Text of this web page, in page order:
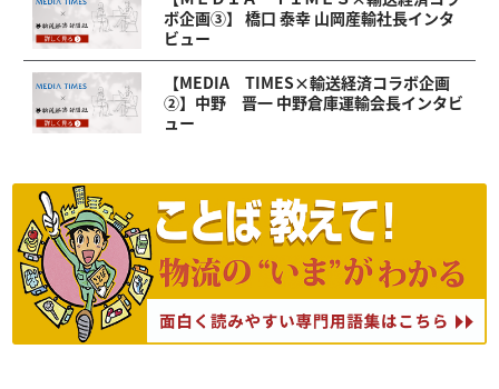
ボ企画③】 橋口 泰幸 山岡産輸社長インタ
ビュー
【MEDIA TIMES×輸送経済コラボ企画
②】中野 晋一 中野倉庫運輸会長インタビ
ュー